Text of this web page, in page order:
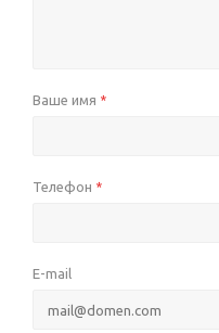
Ваше имя *
Телефон *
E-mail